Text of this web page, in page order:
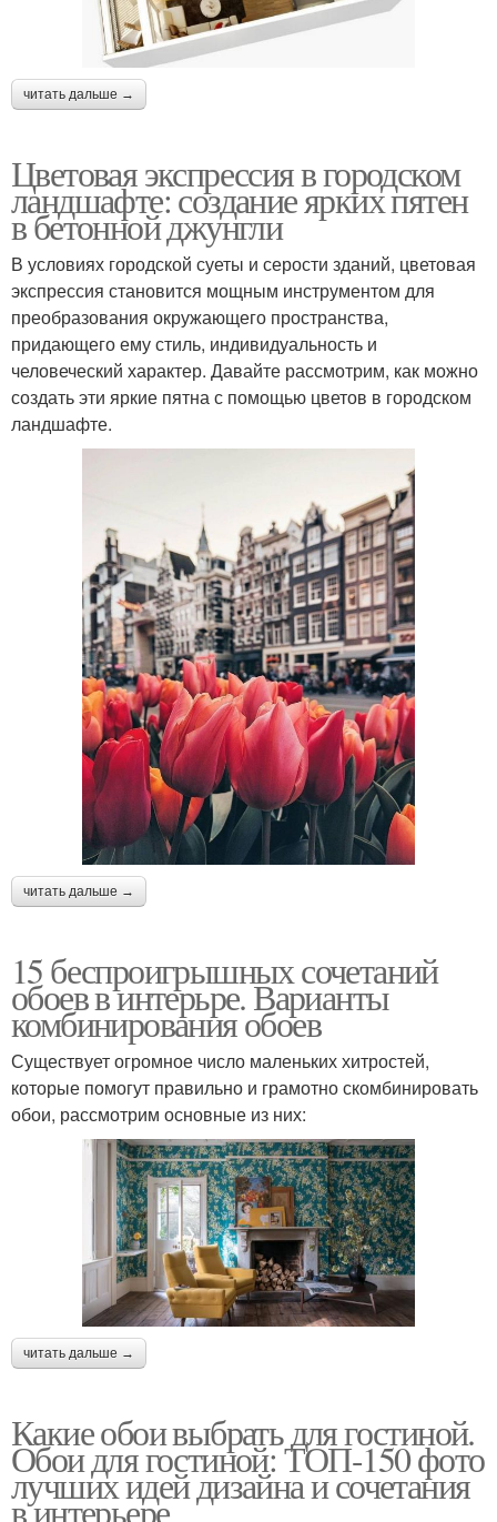
читать дальше →
Цветовая экспрессия в городском
ландшафте: создание ярких пятен
в бетонной джунгли
В условиях городской суеты и серости зданий, цветовая
экспрессия становится мощным инструментом для
преобразования окружающего пространства,
придающего ему стиль, индивидуальность и
человеческий характер. Давайте рассмотрим, как можно
создать эти яркие пятна с помощью цветов в городском
ландшафте.
читать дальше →
15 беспроигрышных сочетаний
обоев в интерьре. Варианты
комбинирования обоев
Существует огромное число маленьких хитростей,
которые помогут правильно и грамотно скомбинировать
обои, рассмотрим основные из них:
читать дальше →
Какие обои выбрать для гостиной.
Обои для гостиной: ТОП-150 фото
лучших идей дизайна и сочетания
в интерьере